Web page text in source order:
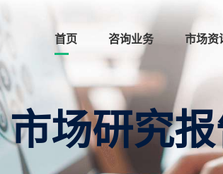
首页 咨询业务 市场资
场研究